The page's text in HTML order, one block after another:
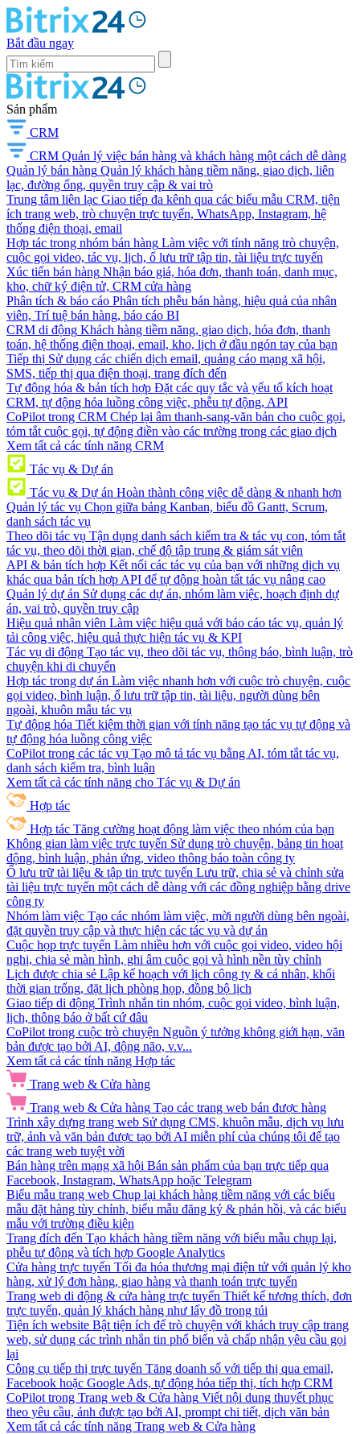
Bắt đầu ngay
Sản phẩm
CRM
CRM Quản lý việc bán hàng và khách hàng một cách dễ dàng
Quản lý bán hàng Quản lý khách hàng tiềm năng, giao dịch, liên
lạc, đường ống, quyền truy cập & vai trò
Trung tâm liên lạc Giao tiếp đa kênh qua các biểu mẫu CRM, tiện
ích trang web, trò chuyện trực tuyến, WhatsApp, Instagram, hệ
thống điện thoại, email
Hợp tác trong nhóm bán hàng Làm việc với tính năng trò chuyện,
cuộc gọi video, tác vụ, lịch, ổ lưu trữ tập tin, tài liệu trực tuyến
Xúc tiến bán hàng Nhận báo giá, hóa đơn, thanh toán, danh mục,
kho, chữ ký điện tử, CRM cửa hàng
Phân tích & báo cáo Phân tích phễu bán hàng, hiệu quả của nhân
viên, Trí tuệ bán hàng, báo cáo BI
CRM di động Khách hàng tiềm năng, giao dịch, hóa đơn, thanh
toán, hệ thống điện thoại, email, kho, lịch ở đầu ngón tay của bạn
Tiếp thị Sử dụng các chiến dịch email, quảng cáo mạng xã hội,
SMS, tiếp thị qua điện thoại, trang đích đến
Tự động hóa & bản tích hợp Đặt các quy tắc và yếu tố kích hoạt
CRM, tự động hóa luồng công việc, phễu tự động, API
CoPilot trong CRM Chép lại âm thanh-sang-văn bản cho cuộc gọi,
tóm tắt cuộc gọi, tự động điền vào các trường trong các giao dịch
Xem tất cả các tính năng CRM
Tác vụ & Dự án
Tác vụ & Dự án Hoàn thành công việc dễ dàng & nhanh hơn
Quản lý tác vụ Chọn giữa bảng Kanban, biểu đồ Gantt, Scrum,
danh sách tác vụ
Theo dõi tác vụ Tận dụng danh sách kiểm tra & tác vụ con, tóm tắt
tác vụ, theo dõi thời gian, chế độ tập trung & giám sát viên
API & bản tích hợp Kết nối các tác vụ của bạn với những dịch vụ
khác qua bản tích hợp API để tự động hoàn tất tác vụ nâng cao
Quản lý dự án Sử dụng các dự án, nhóm làm việc, hoạch định dự
án, vai trò, quyền truy cập
Hiệu quả nhân viên Làm việc hiệu quả với báo cáo tác vụ, quản lý
tải công việc, hiệu quả thực hiện tác vụ & KPI
Tác vụ di động Tạo tác vụ, theo dõi tác vụ, thông báo, bình luận, trò
chuyện khi di chuyển
Hợp tác trong dự án Làm việc nhanh hơn với cuộc trò chuyện, cuộc
gọi video, bình luận, ổ lưu trữ tập tin, tài liệu, người dùng bên
ngoài, khuôn mẫu tác vụ
Tự động hóa Tiết kiệm thời gian với tính năng tạo tác vụ tự động và
tự động hóa luồng công việc
CoPilot trong các tác vụ Tạo mô tả tác vụ bằng AI, tóm tắt tác vụ,
danh sách kiểm tra, bình luận
Xem tất cả các tính năng cho Tác vụ & Dự án
Hợp tác
Hợp tác Tăng cường hoạt động làm việc theo nhóm của bạn
Không gian làm việc trực tuyến Sử dụng trò chuyện, bảng tin hoạt
động, bình luận, phản ứng, video thông báo toàn công ty
Ổ lưu trữ tài liệu & tập tin trực tuyến Lưu trữ, chia sẻ và chỉnh sửa
tài liệu trực tuyến một cách dễ dàng với các đồng nghiệp bằng drive
công ty
Nhóm làm việc Tạo các nhóm làm việc, mời người dùng bên ngoài,
đặt quyền truy cập và thực hiện các tác vụ và dự án
Cuộc họp trực tuyến Làm nhiều hơn với cuộc gọi video, video hội
nghị, chia sẻ màn hình, ghi âm cuộc gọi và hình nền tùy chỉnh
Lịch được chia sẻ Lập kế hoạch với lịch công ty & cá nhân, khối
thời gian trống, đặt lịch phòng họp, đồng bộ lịch
Giao tiếp di động Trình nhắn tin nhóm, cuộc gọi video, bình luận,
lịch, thông báo ở bất cứ đâu
CoPilot trong cuộc trò chuyện Nguồn ý tưởng không giới hạn, văn
bản được tạo bởi AI, động não, v.v...
Xem tất cả các tính năng Hợp tác
Trang web & Cửa hàng
Trang web & Cửa hàng Tạo các trang web bán được hàng
Trình xây dựng trang web Sử dụng CMS, khuôn mẫu, dịch vụ lưu
trữ, ảnh và văn bản được tạo bởi AI miễn phí của chúng tôi để tạo
các trang web tuyệt vời
Bán hàng trên mạng xã hội Bán sản phẩm của bạn trực tiếp qua
Facebook, Instagram, WhatsApp hoặc Telegram
Biểu mẫu trang web Chụp lại khách hàng tiềm năng với các biểu
mẫu đặt hàng tùy chỉnh, biểu mẫu đăng ký & phản hồi, và các biểu
mẫu với trường điều kiện
Trang đích đến Tạo khách hàng tiềm năng với biểu mẫu chụp lại,
phễu tự động và tích hợp Google Analytics
Cửa hàng trực tuyến Tối đa hóa thương mại điện tử với quản lý kho
hàng, xử lý đơn hàng, giao hàng và thanh toán trực tuyến
Trang web di động & cửa hàng trực tuyến Thiết kế tương thích, đơn
trực tuyến, quản lý khách hàng như lấy đồ trong túi
Tiện ích website Bật tiện ích để trò chuyện với khách truy cập trang
web, sử dụng các trình nhắn tin phổ biến và chấp nhận yêu cầu gọi
lại
Công cụ tiếp thị trực tuyến Tăng doanh số với tiếp thị qua email,
Facebook hoặc Google Ads, tự động hóa tiếp thị, tích hợp CRM
CoPilot trong Trang web & Cửa hàng Viết nội dung thuyết phục
theo yêu cầu, ảnh được tạo bởi AI, prompt chi tiết, dịch văn bản
Xem tất cả các tính năng Trang web & Cửa hàng